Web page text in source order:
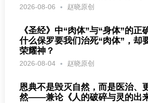
2026-08-06 赵晓原创
《圣经》中“肉体”与“身体”的
什么保罗要我们治死“肉体”，却
荣耀神？
2026-08-04 赵晓原创
恩典不是毁灭自然，而是医治、
然——兼论《人的破碎与灵的出